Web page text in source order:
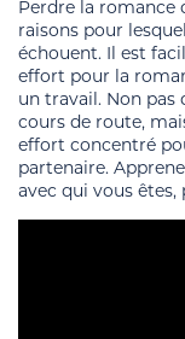
Perdre la romance
raisons pour
échouent. Il est
effort pour la
un travail. Non pas
cours de route,
effort concentré
partenaire.
avec qui vous êtes,